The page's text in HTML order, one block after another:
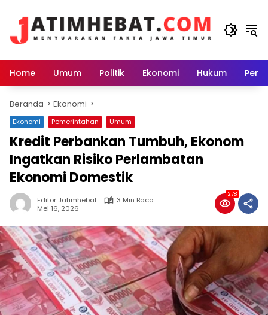
Home Umum Politik Ekonomi Hukum
Beranda Ekonomi
Ekonomi Pemerintahan Umum
Kredit Perbankan Tumbuh, Ekonom
Ingatkan Risiko Perlambatan
Ekonomi Domestik
Editor Jatimhebat
3 Min Baca
Mei 16, 2026
278